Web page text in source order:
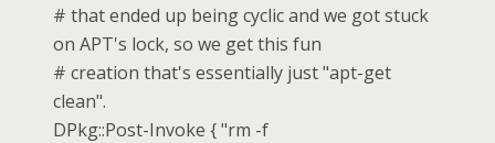
# that ended up being cyclic and we got stuck
on APT's lock, so we get this fun
# creation that's essentially just "apt-get
clean".
DPkg::Post-Invoke { "rm -f